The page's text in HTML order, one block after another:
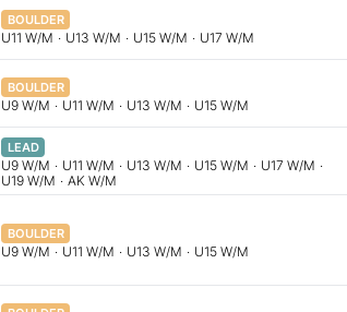
BOULDER
U11 W/M · U13 W/M · U15 W/M · U17 W/M
BOULDER
U9 W/M · U11 W/M · U13 W/M · U15 W/M
LEAD
U9 W/M · U11 W/M · U13 W/M · U15 W/M · U17 W/M ·
U19 W/M · AK W/M
BOULDER
U9 W/M · U11 W/M · U13 W/M · U15 W/M